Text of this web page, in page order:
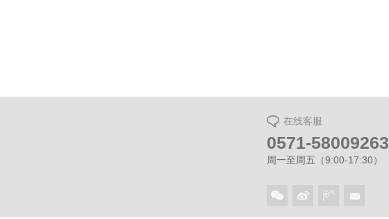
在线客服
0571-58009263
周一至周五（9:00-17:30）